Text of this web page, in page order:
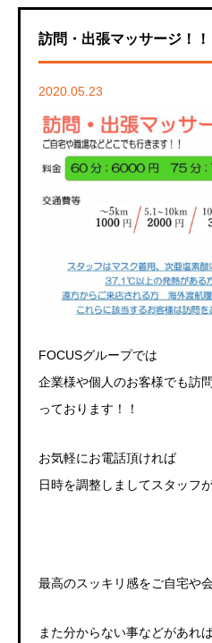
訪問・出張マッサージ！！
2020.05.23
FOCUSグループでは
企業様や個人のお客様でも訪
っております！！
お気軽にお電話頂ければ
日時を調整しましてスタッフ
最高のスッキリ感をご自宅や
また分からない事などがあれ